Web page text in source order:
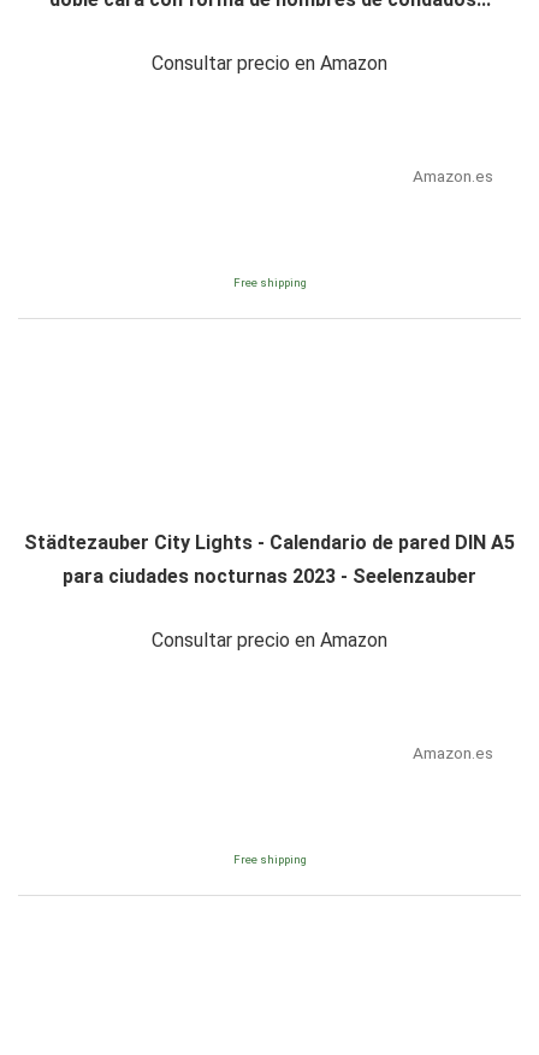
Consultar precio en Amazon
Amazon.es
Free shipping
Städtezauber City Lights - Calendario de pared DIN A5
para ciudades nocturnas 2023 - Seelenzauber
Consultar precio en Amazon
Amazon.es
Free shipping